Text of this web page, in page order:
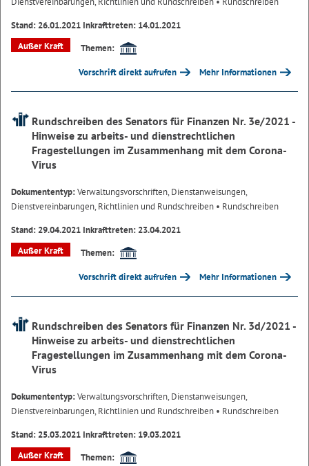
Stand: 26.01.2021 Inkrafttreten: 14.01.2021
Außer Kraft
Themen:
Vorschrift direkt aufrufen Mehr Informationen
Rundschreiben des Senators für Finanzen Nr. 3e/2021 -
Hinweise zu arbeits- und dienstrechtlichen
Fragestellungen im Zusammenhang mit dem Corona-
Virus
Dokumententyp:Verwaltungsvorschriften, Dienstanweisungen,
Dienstvereinbarungen, Richtlinien und Rundschreiben • Rundschreiben
Stand: 29.04.2021 Inkrafttreten: 23.04.2021
Außer Kraft
Themen:
Vorschrift direkt aufrufen Mehr Informationen
Rundschreiben des Senators für Finanzen Nr. 3d/2021 -
Hinweise zu arbeits- und dienstrechtlichen
Fragestellungen im Zusammenhang mit dem Corona-
Virus
Dokumententyp:Verwaltungsvorschriften, Dienstanweisungen,
Dienstvereinbarungen, Richtlinien und Rundschreiben • Rundschreiben
Stand: 25.03.2021 Inkrafttreten: 19.03.2021
Außer Kraft
Themen: